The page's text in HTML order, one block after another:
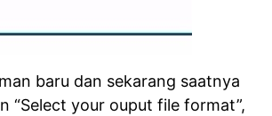
baru dan sekarang saatnya
“Select your ouput file format”,